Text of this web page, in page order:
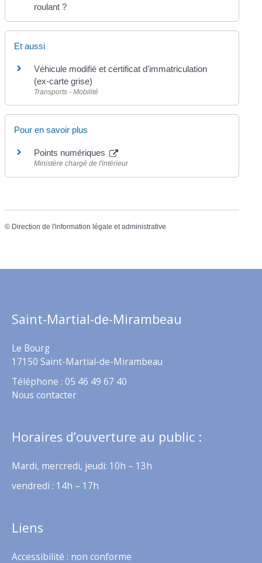
roulant ?
Et aussi
Véhicule modifié et certificat d'immatriculation
(ex-carte grise)
Transports - Mobilité
Pour en savoir plus
Points numériques
Ministère chargé de l'intérieur
© Direction de l'information légale et administrative
Saint-Martial-de-Mirambeau
Le Bourg
17150 Saint-Martial-de-Mirambeau
Téléphone : 05 46 49 67 40
Nous contacter
Horaires d’ouverture au public :
Mardi, mercredi, jeudi: 10h – 13h
vendredi : 14h – 17h
Liens
Accessibilité : non conforme